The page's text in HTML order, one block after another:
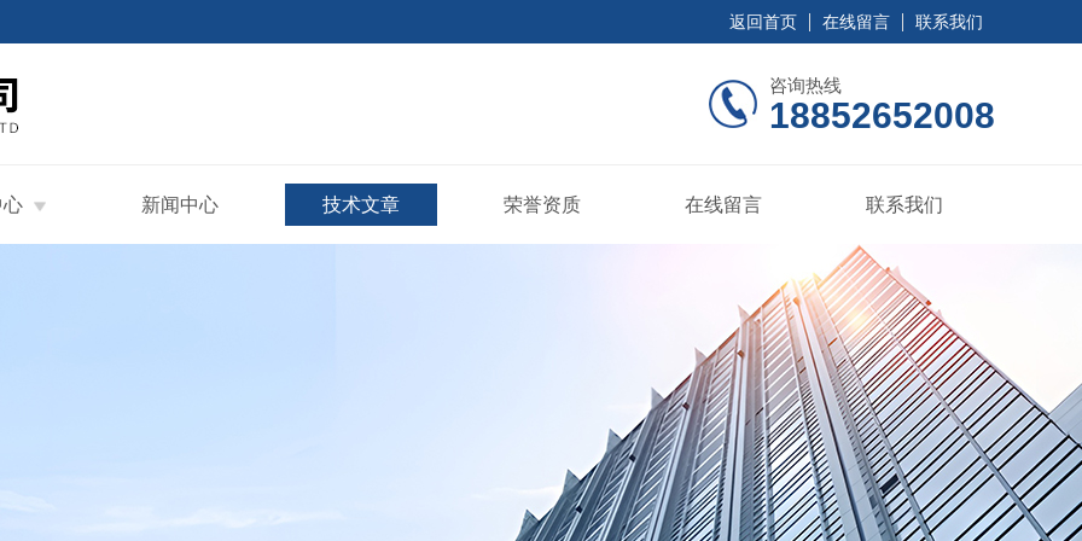
返回首页 在线留言 联系我们
咨询热线
18852652008
心 新闻中心 技术文章 荣誉资质 在线留言 联系我们